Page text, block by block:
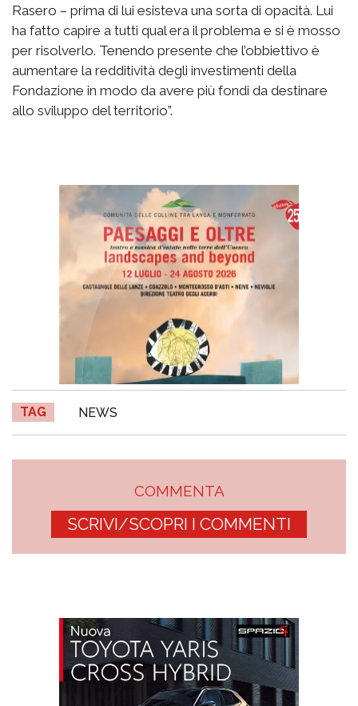
Rasero – prima di lui esisteva una sorta di opacità. Lui
ha fatto capire a tutti qual era il problema e si è mosso
per risolverlo. Tenendo presente che l’obbiettivo è
aumentare la redditività degli investimenti della
Fondazione in modo da avere più fondi da destinare
allo sviluppo del territorio”.
TAG NEWS
COMMENTA
SCRIVI/SCOPRI I COMMENTI